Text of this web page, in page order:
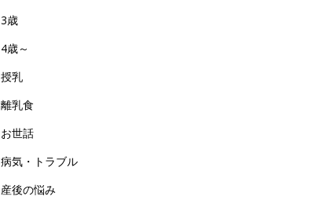
3歳
4歳～
授乳
離乳食
お世話
病気・トラブル
産後の悩み